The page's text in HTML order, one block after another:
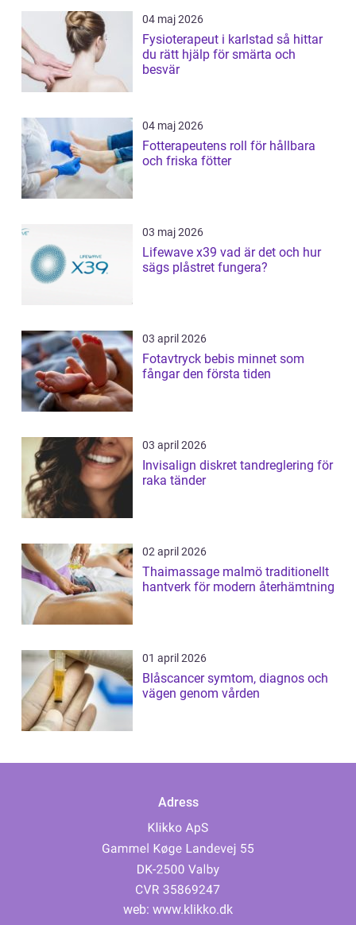
04 maj 2026
Fysioterapeut i karlstad så hittar
du rätt hjälp för smärta och
besvär
04 maj 2026
Fotterapeutens roll för hållbara
och friska fötter
03 maj 2026
Lifewave x39 vad är det och hur
sägs plåstret fungera?
03 april 2026
Fotavtryck bebis minnet som
fångar den första tiden
03 april 2026
Invisalign diskret tandreglering för
raka tänder
02 april 2026
Thaimassage malmö traditionellt
hantverk för modern återhämtning
01 april 2026
Blåscancer symtom, diagnos och
vägen genom vården
Adress
web: www.klikko.dk